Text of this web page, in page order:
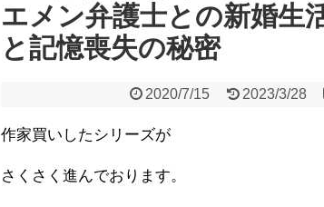
エメン弁護士との新婚
と記憶喪失の秘密
2020/7/15 2023/3/28
作家買いしたシリーズが
さくさく進んでおります。